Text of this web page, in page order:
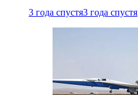
3 года спустя3 года спустя